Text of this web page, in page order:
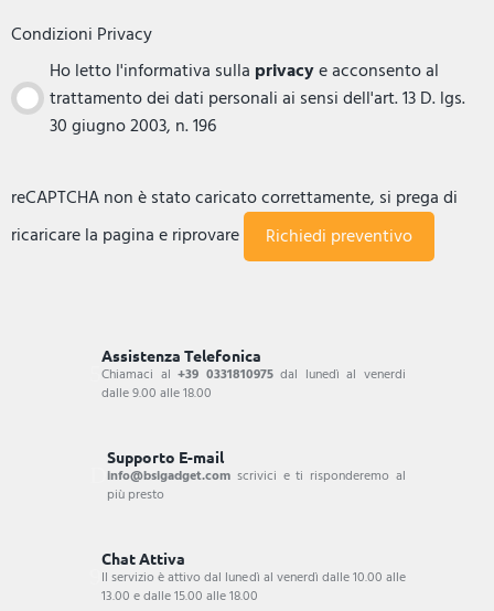
Condizioni Privacy
Ho letto l'informativa sulla privacye acconsento al
trattamento dei dati personali ai sensi dell'art. 13 D. lgs.
30 giugno 2003, n. 196
reCAPTCHA non è stato caricato correttamente, si prega di
ricaricare la pagina e riprovare
Assistenza Telefonica
Chiamaci al+39 0331810975dal lunedì al venerdi
dalle 9.00 alle 18.00
Supporto E-mail
info@bsigadget.com scrivici e ti risponderemo al
più presto
Chat Attiva
Il servizio è attivo dal lunedì al venerdì dalle 10.00 alle
13.00 e dalle 15.00 alle 18.00